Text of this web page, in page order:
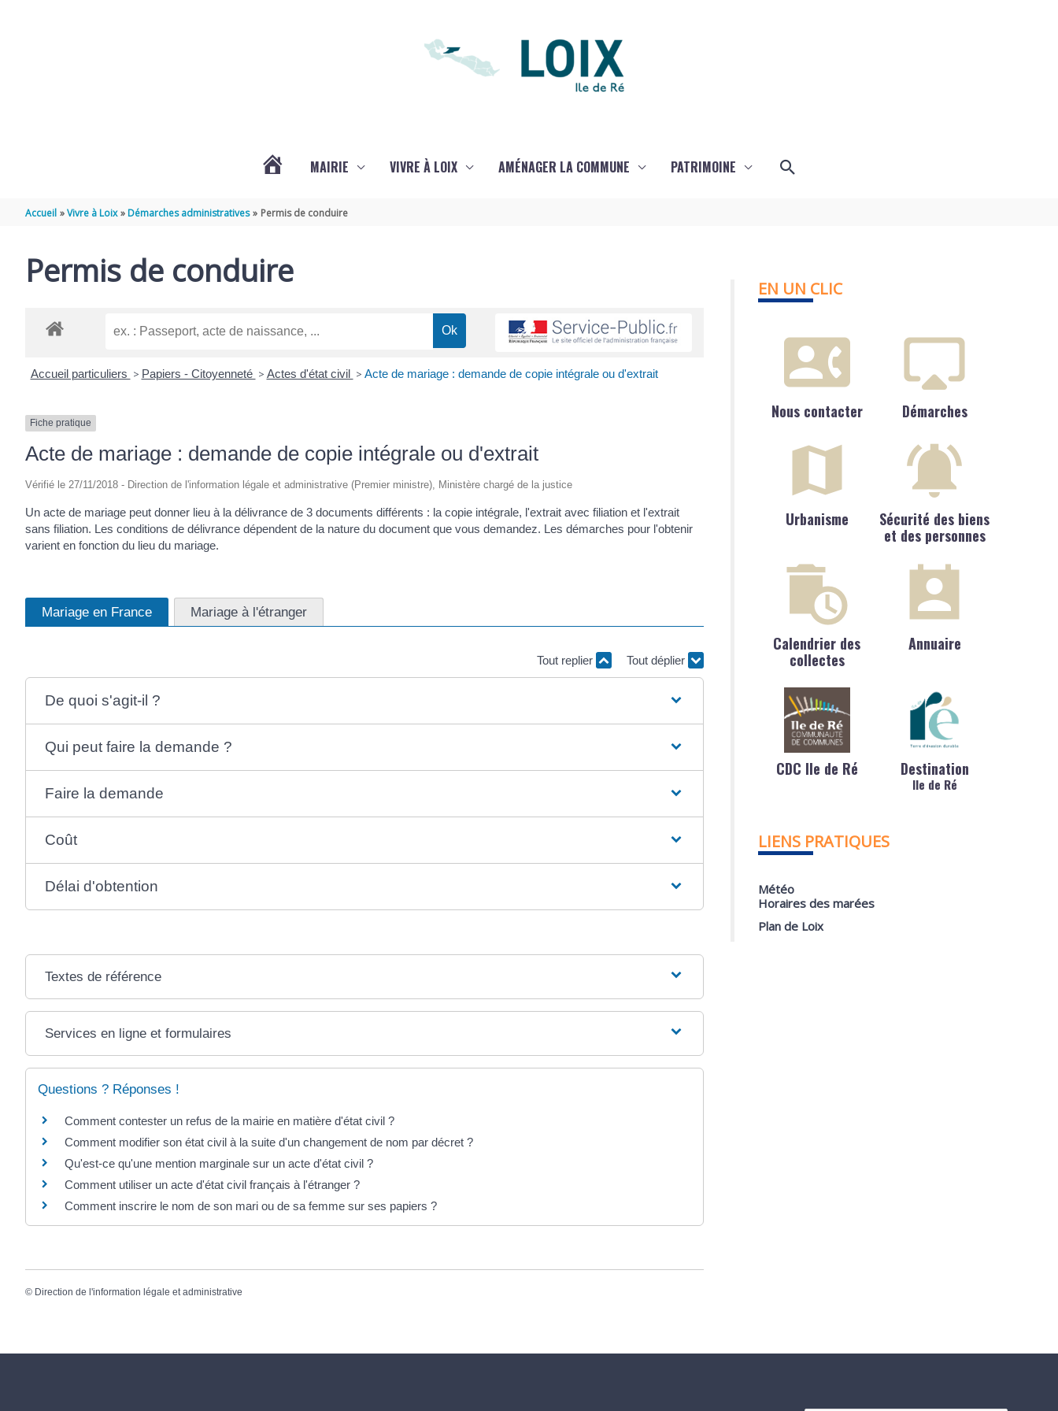
MAIRIE VIVRE À LOIX AMÉNAGER LA COMMUNE PATRIMOINE Rechercher
Accueil Vivre à Loix Démarches administratives Permis de conduire
Permis de conduire
Accueil particuliers > Papiers - Citoyenneté > Actes d'état civil > Acte de mariage : demande de copie intégrale ou d'extrait
Fiche pratique
Acte de mariage : demande de copie intégrale ou d'extrait
Vérifié le 27/11/2018 - Direction de l'information légale et administrative (Premier ministre), Ministère chargé de la justice
Un acte de mariage peut donner lieu à la délivrance de 3 documents différents : la copie intégrale, l'extrait avec filiation et l'extrait
sans filiation. Les conditions de délivrance dépendent de la nature du document que vous demandez. Les démarches pour l'obtenir
varient en fonction du lieu du mariage.
Mariage en France Mariage à l'étranger
Tout replier Tout déplier
De quoi s'agit-il ?
Qui peut faire la demande ?
Faire la demande
Coût
Délai d'obtention
Textes de référence
Services en ligne et formulaires
Questions ? Réponses !
Comment contester un refus de la mairie en matière d'état civil ?
Comment modifier son état civil à la suite d'un changement de nom par décret ?
Qu'est-ce qu'une mention marginale sur un acte d'état civil ?
Comment utiliser un acte d'état civil français à l'étranger ?
Comment inscrire le nom de son mari ou de sa femme sur ses papiers ?
© Direction de l'information légale et administrative
EN UN CLIC
Nous contacter Démarches
Urbanisme
Sécurité des biens
et des personnes
Calendrier des
collectes
Annuaire
CDC Ile de Ré Destination
Ile de Ré
LIENS PRATIQUES
Météo
Horaires des marées
Plan de Loix